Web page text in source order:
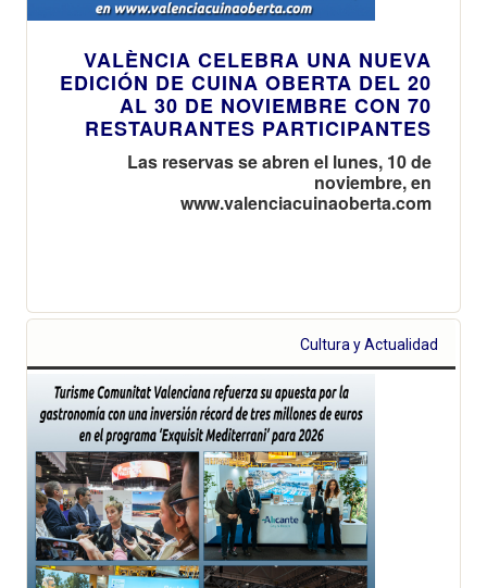
VALÈNCIA CELEBRA UNA NUEVA
EDICIÓN DE CUINA OBERTA DEL 20
AL 30 DE NOVIEMBRE CON 70
RESTAURANTES PARTICIPANTES
Las reservas se abren el lunes, 10 de
noviembre, en
www.valenciacuinaoberta.com
Cultura y Actualidad